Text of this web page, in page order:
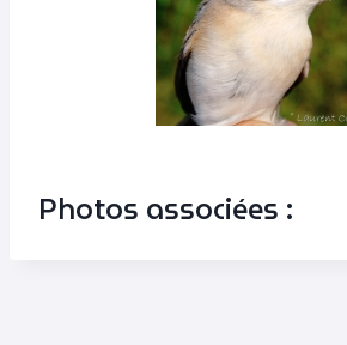
Photos associées :